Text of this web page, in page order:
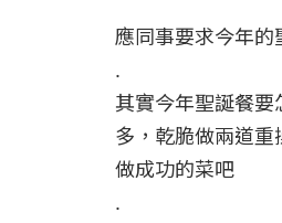
應同事要求今年的
.
其實今年聖誕餐
多，乾脆做兩道
做成功的菜吧
.